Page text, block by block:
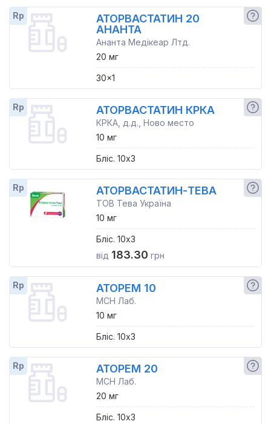
Rp
АТОРВАСТАТИН 20
АНАНТА
Ананта Медікеар Лтд.
20 мг
30x1
Rp АТОРВАСТАТИН КРКА
КРКА, д.д., Ново место
10 мг
Бліс. 10x3
Rp АТОРВАСТАТИН-ТЕВА
ТОВ Тева Україна
10 мг
Бліс. 10x3
від 183.30 грн
Rp АТОРЕМ 10
МСН Лаб.
10 мг
Бліс. 10x3
Rp АТОРЕМ 20
МСН Лаб.
20 мг
Бліс. 10x3